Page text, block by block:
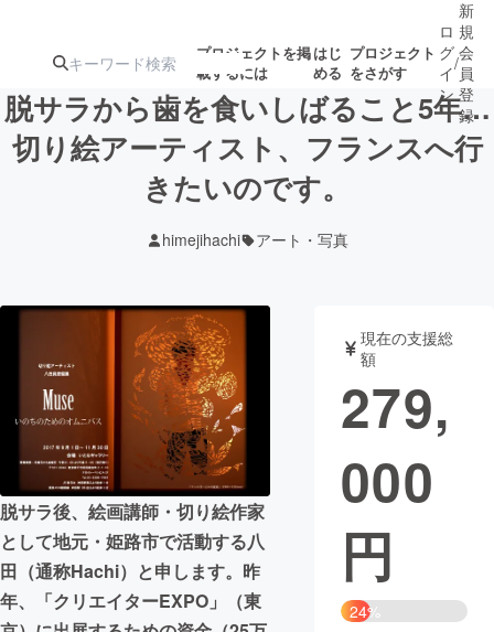
プロジェクトを掲
載するには
はじ
める
プロジェクト
をさがす
注目のリ 注目の新着プロ
ジェクト
募集終了が近いプ
ロジェクト
テクノロジー・ガジェット
映像・映画 書籍・雑誌
ビジネス・起業 チャレンジ
まちづくり・地域活性化
CAMPFIRE for Social Good
CAMPFIRE Creation
ロ
グ
イ
ン
/
新
規
会
員
登
録
脱サラから歯を食いしばること5年…
切り絵アーティスト、フランスへ行
きたいのです。
himejihachi アート・写真
脱サラ後、絵画講師・切り絵作家
として地元・姫路市で活動する八
田（通称Hachi）と申します。昨
年、「クリエイターEXPO」（東
現在の支援総
額
279,
000
円
24%